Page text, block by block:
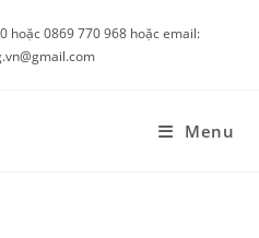
hoặc 0869 770 968 hoặc email:
Menu